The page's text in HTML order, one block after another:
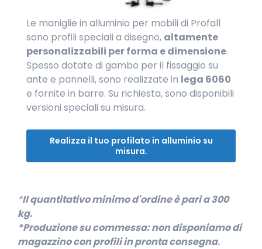
Le maniglie in alluminio per mobili di Profall
sono profili speciali a disegno, altamente
personalizzabili per forma e dimensione.
Spesso dotate di gambo per il fissaggio su
ante e pannelli, sono realizzate in lega 6060
e fornite in barre. Su richiesta, sono disponibili
versioni speciali su misura.
Realizza il tuo profilato in alluminio su
misura.
*Il quantitativo minimo d'ordine è pari a 300
kg.
*Produzione su commessa: non disponiamo di
magazzino con profili in pronta consegna.